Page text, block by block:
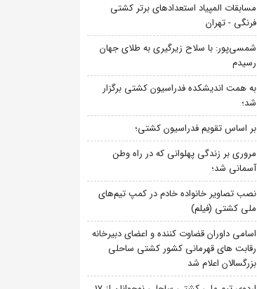
مسابقات المپیاد استعدادهای برتر کشتی
فرنگی - تهران
شمسی‌پور: با سلاح زیرگیری به طلای جهان
رسیدم
به همت اندیشکده فدراسیون کشتی برگزار
شد؛
بر اساس تقویم فدراسیون کشتی؛
مروری بر زندگی پهلوانی که در راه وطن
آسمانی شد؛
نصب تصاویر خانواده خادم در کمپ تیم‌های
ملی کشتی (فیلم)
اسامی داوران قضاوت کننده و اعضای دبیرخانه
رقابت های قهرمانی کشور کشتی ساحلی
بزرگسالان اعلام شد